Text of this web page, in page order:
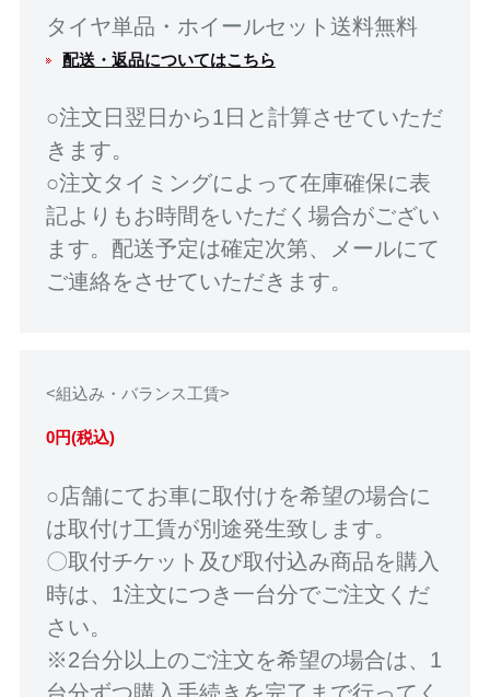
タイヤ単品・ホイールセット送料無料
配送・返品についてはこちら
○注文日翌日から1日と計算させていただ
きます。
○注文タイミングによって在庫確保に表
記よりもお時間をいただく場合がござい
ます。配送予定は確定次第、メールにて
ご連絡をさせていただきます。
<組込み・バランス工賃>
0円(税込)
○店舗にてお車に取付けを希望の場合に
は取付け工賃が別途発生致します。
〇取付チケット及び取付込み商品を購入
時は、1注文につき一台分でご注文くだ
さい。
※2台分以上のご注文を希望の場合は、1